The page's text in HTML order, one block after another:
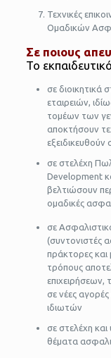
Τεχνικές
Ομαδικών
Σε ποιους
Το
σε διοικητικά
εταιρειών,
τομέων των
αποκτήσουν
εξειδικευθούν
σε στελέχη
Development
βελτιώσουν
ομαδικές
σε
(συντονιστές
πράκτορες
τρόπους
σε νέες
ιδιωτών
σε στελέχη
θέματα